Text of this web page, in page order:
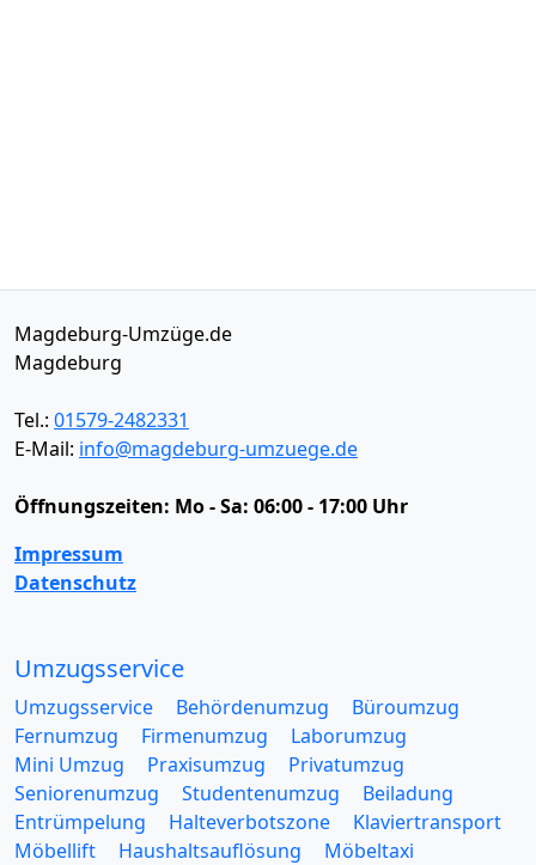
Magdeburg-Umzüge.de
Magdeburg
Tel.: 01579-2482331
E-Mail: info@magdeburg-umzuege.de
Öffnungszeiten: Mo - Sa: 06:00 - 17:00 Uhr
Impressum
Datenschutz
Umzugsservice
Umzugsservice Behördenumzug
Büroumzug
Fernumzug
Firmenumzug
Laborumzug
Mini Umzug
Praxisumzug
Privatumzug
Seniorenumzug
Studentenumzug
Beiladung
Entrümpelung
Halteverbotszone
Klaviertransport
Möbellift
Haushaltsauflösung
Möbeltaxi